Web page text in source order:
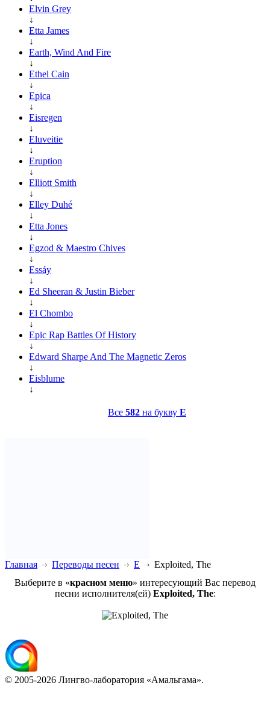
Elvin Grey
↓
Etta James
↓
Earth, Wind And Fire
↓
Ethel Cain
↓
Epica
↓
Eisregen
↓
Eluveitie
↓
Eruption
↓
Elliott Smith
↓
Elley Duhé
↓
Etta Jones
↓
Egzod & Maestro Chives
↓
Essáy
↓
Ed Sheeran & Justin Bieber
↓
El Chombo
↓
Epic Rap Battles Of History
↓
Edward Sharpe And The Magnetic Zeros
↓
Eisblume
↓
Все 582 на букву E
Главная Переводы песен E
Exploited, The
Выберите в «красном меню» интересующий Вас перевод
песни исполнителя(ей) Exploited, The:
© 2005-2026 Лингво-лаборатория «Амальгама».